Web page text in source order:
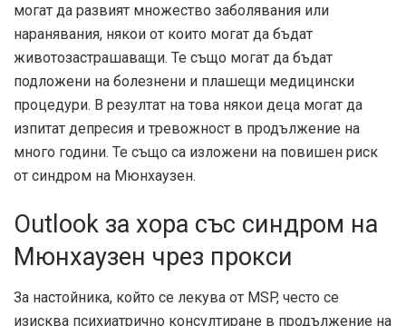
могат да развият множество заболявания или
наранявания, някои от които могат да бъдат
животозастрашаващи. Те също могат да бъдат
подложени на болезнени и плашещи медицински
процедури. В резултат на това някои деца могат да
изпитат депресия и тревожност в продължение на
много години. Те също са изложени на повишен риск
от синдром на Мюнхаузен.
Outlook за хора със синдром на
Мюнхаузен чрез прокси
За настойника, който се лекува от MSP, често се
изисква психиатрично консултиране в продължение на